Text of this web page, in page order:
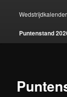
Puntenstand